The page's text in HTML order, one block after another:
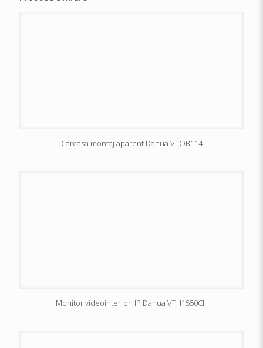
Carcasa montaj aparent Dahua VTOB114
Monitor videointerfon IP Dahua VTH1550CH